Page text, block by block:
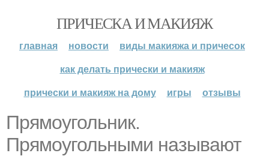
ПРИЧЕСКА И МАКИЯЖ
главная новости
виды макияжа и причесок
как делать прически и макияж
прически и макияж на дому
игры отзывы
Прямоугольник.
Прямоугольными называют